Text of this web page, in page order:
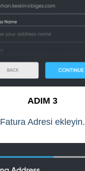
ADIM 3
Fatura Adresi ekleyin.